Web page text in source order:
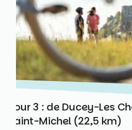
Jour 3 : de Ducey-Les
Saint-Michel (22,5 km)